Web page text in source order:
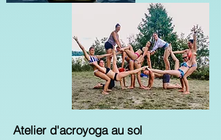
Atelier d'acroyoga au sol